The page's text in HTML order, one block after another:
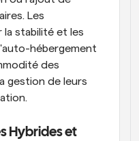
Les
la stabilité et les
hébergement
des
gestion de leurs
Hybrides et